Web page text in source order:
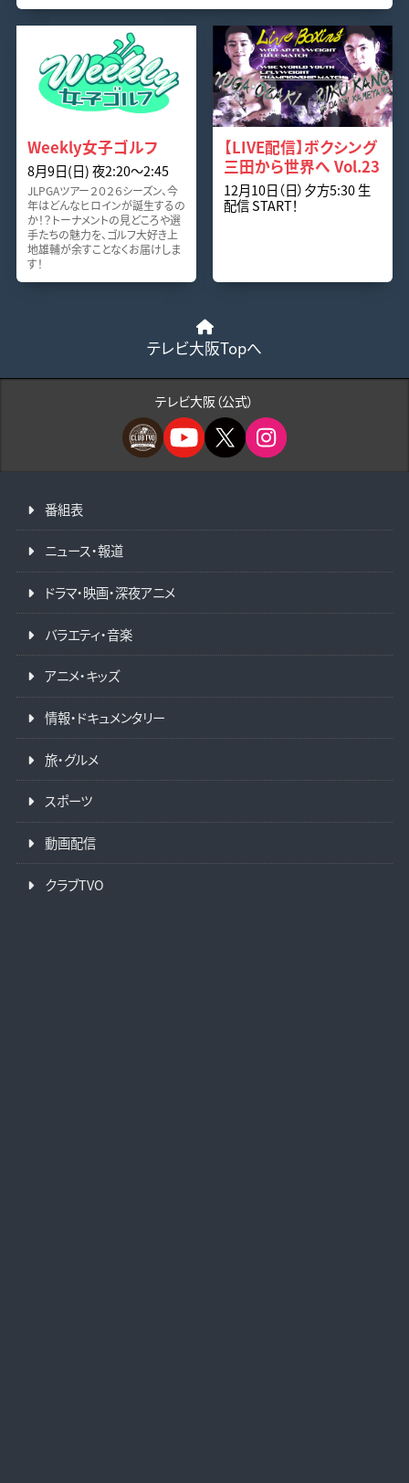
Weekly女子ゴルフ
8月9日(日) 夜2:20〜2:45
JLPGAツアー２０２６シーズン、今
年はどんなヒロインが誕生するの
か！？トーナメントの見どころや選
手たちの魅力を、ゴルフ大好き上
地雄輔が余すことなくお届けしま
す！
【LIVE配信】ボクシング
三田から世界へ Vol.23
12月10日（日）夕方5:30 生
配信 START！
テレビ大阪Topへ
テレビ大阪（公式）
番組表
ニュース・報道
ドラマ・映画・深夜アニメ
バラエティ・音楽
アニメ・キッズ
情報・ドキュメンタリー
旅・グルメ
スポーツ
動画配信
クラブTVO